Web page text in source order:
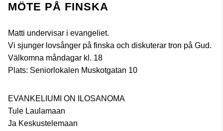
MÖTE PÅ FINSKA
Matti undervisar i evangeliet.
Vi sjunger lovsånger på finska och diskuterar tron på Gud.
Välkomna måndagar kl. 18
Plats: Seniorlokalen Muskotgatan 10
EVANKELIUMI ON ILOSANOMA
Tule Laulamaan
Ja Keskustelemaan